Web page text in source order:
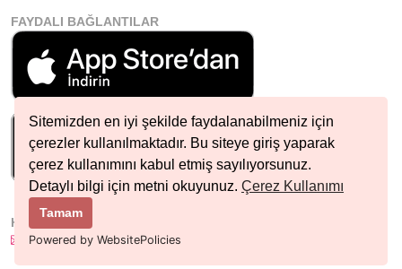
Sitemizden en iyi şekilde faydalanabilmeniz için
çerezler kullanılmaktadır. Bu siteye giriş yaparak
çerez kullanımını kabul etmiş sayılıyorsunuz.
Detaylı bilgi için metni okuyunuz. Çerez Kullanımı
Tamam
Powered by WebsitePolicies
FAYDALI BAĞLANTILAR
HIZLI İLETIŞIM
info@nobetcieczane.net